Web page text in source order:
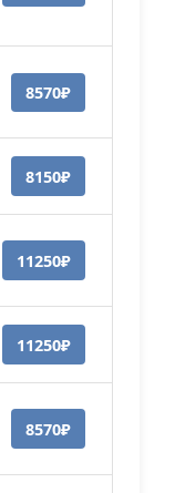
8570₽
8150₽
11250₽
11250₽
8570₽